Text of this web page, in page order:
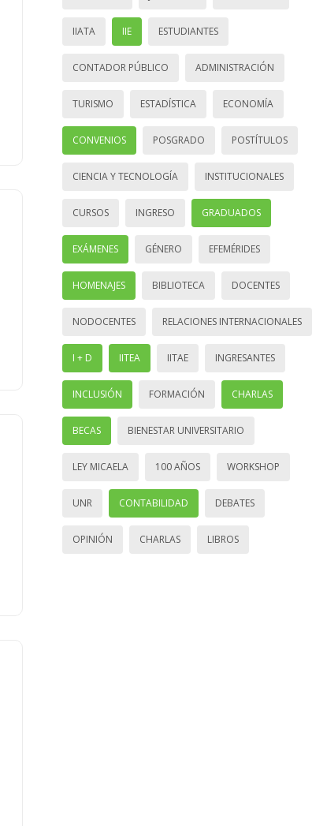
IIATA IIE ESTUDIANTES
CONTADOR PÚBLICO ADMINISTRACIÓN
TURISMO ESTADÍSTICA ECONOMÍA
CONVENIOS POSGRADO POSTÍTULOS
CIENCIA Y TECNOLOGÍA INSTITUCIONALES
CURSOS INGRESO GRADUADOS
EXÁMENES GÉNERO EFEMÉRIDES
HOMENAJES BIBLIOTECA DOCENTES
NODOCENTES RELACIONES INTERNACIONALES
I + D IITEA IITAE INGRESANTES
INCLUSIÓN FORMACIÓN CHARLAS
BECAS BIENESTAR UNIVERSITARIO
LEY MICAELA 100 AÑOS WORKSHOP
UNR CONTABILIDAD DEBATES
OPINIÓN CHARLAS LIBROS